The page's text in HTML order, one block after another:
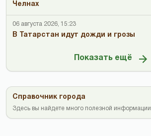
Челнах
06 августа 2026, 15:23
В Татарстан идут дожди и грозы
Показать ещё
Справочник города
Здесь вы найдете много полезной информации